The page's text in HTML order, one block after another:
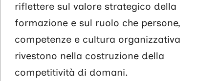
riflettere sul valore strategico della
formazione e sul ruolo che persone,
competenze e cultura organizzativa
rivestono nella costruzione della
competitività di domani.